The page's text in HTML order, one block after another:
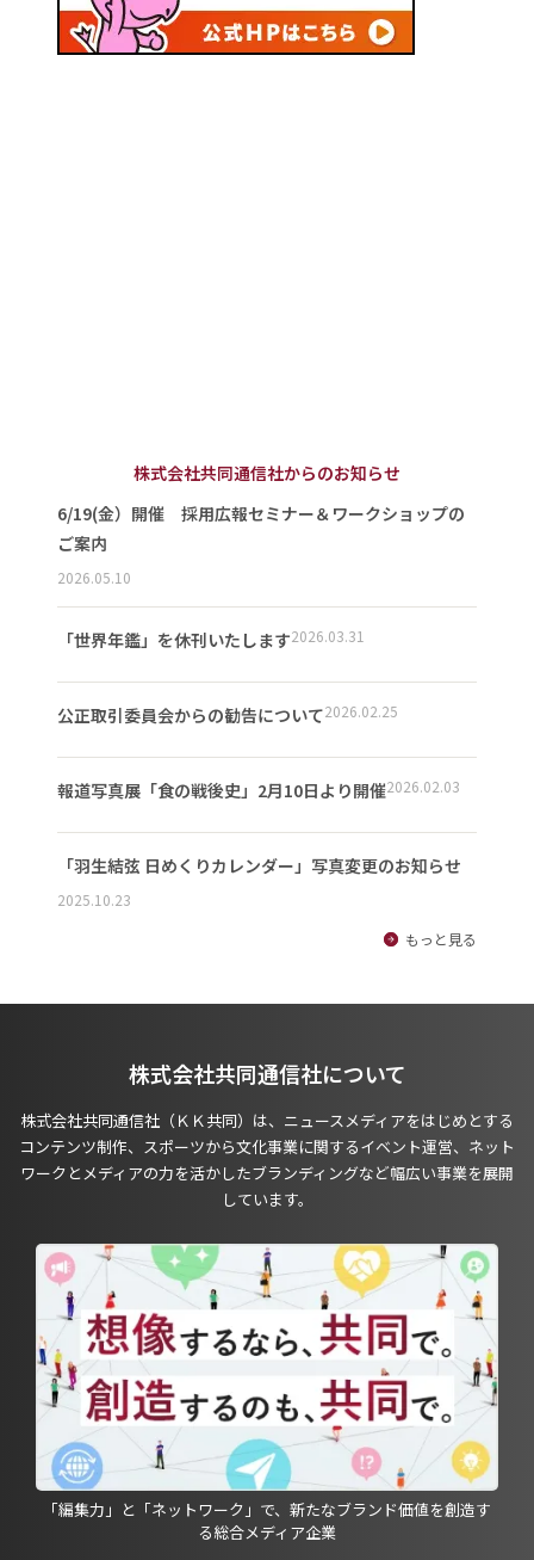
株式会社共同通信社からのお知らせ
6/19(金）開催 採用広報セミナー＆ワークショップの
ご案内
2026.05.10
「世界年鑑」を休刊いたします2026.03.31
公正取引委員会からの勧告について2026.02.25
報道写真展「食の戦後史」2月10日より開催2026.02.03
「羽生結弦 日めくりカレンダー」写真変更のお知らせ
2025.10.23
もっと見る
株式会社共同通信社について
株式会社共同通信社（ＫＫ共同）は、ニュースメディアをはじめとする
コンテンツ制作、スポーツから文化事業に関するイベント運営、ネット
ワークとメディアの力を活かしたブランディングなど幅広い事業を展開
しています。
「編集力」と「ネットワーク」で、新たなブランド価値を創造す
る総合メディア企業